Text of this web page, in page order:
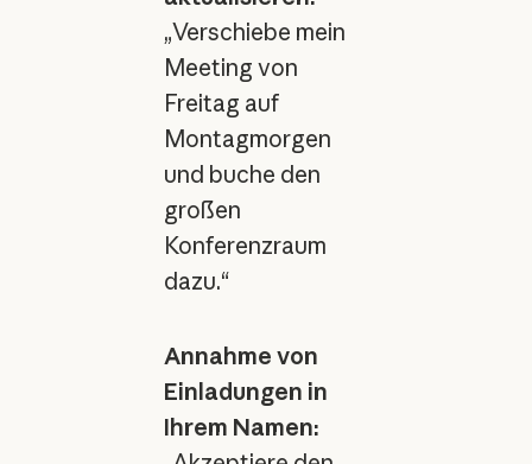
„Verschiebe mein
Meeting von
Freitag auf
Montagmorgen
und buche den
großen
Konferenzraum
dazu.“
Annahme von
Einladungen in
Ihrem Namen: